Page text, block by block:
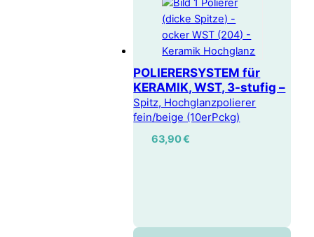
POLIERERSYSTEM für
KERAMIK, WST, 3-stufig –
Spitz, Hochglanzpolierer
fein/beige (10erPckg)
63,90€